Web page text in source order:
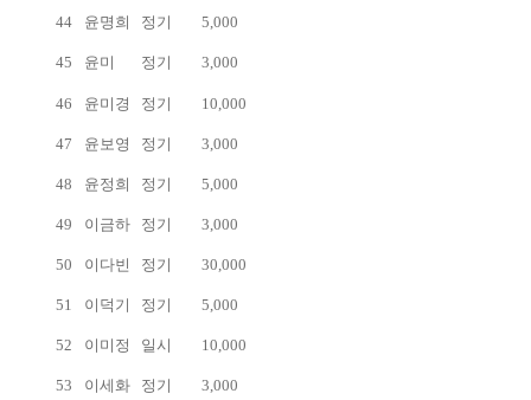
44 윤명희 정기 5,000
45 윤미 정기 3,000
46 윤미경 정기 10,000
47 윤보영 정기 3,000
48 윤정희 정기 5,000
49 이금하 정기 3,000
50 이다빈 정기 30,000
51 이덕기 정기 5,000
52 이미정 일시 10,000
53 이세화 정기 3,000